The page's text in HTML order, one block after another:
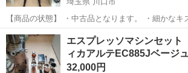
【商品の状態】 ・中古品となります。 ・細かなキ
す。 ・使用期間２年ほど ・大きく目立つような傷
高さ調整可能 ●現状渡しとなります。 【上下2分割にして保管】 【商
品情報】 メーカー...
埼玉 川口市 フィットネス、トレーニング
エスプレッソマシンセッ
ィカアルテEC885Jベージュ
32,000円